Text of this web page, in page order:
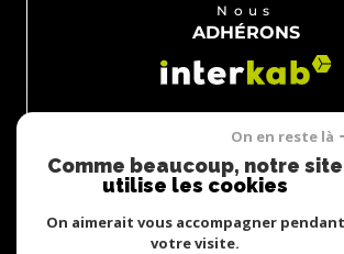
Nous
ADHÉRONS
On en reste là
Comme beaucoup, notre site
utilise les cookies
On aimerait vous accompagner pendant
votre visite.